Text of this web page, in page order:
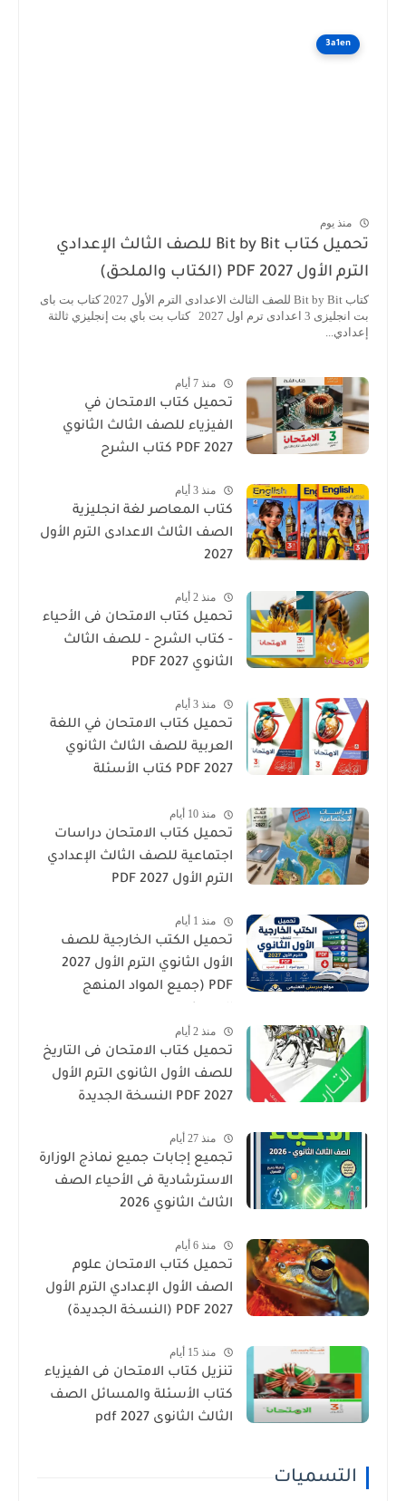
3a1en
منذ يوم
تحميل كتاب Bit by Bit للصف الثالث الإعدادي
الترم الأول 2027 PDF (الكتاب والملحق)
كتاب Bit by Bit للصف الثالث الاعدادى الترم الأول 2027 كتاب بت باى
بت انجليزى 3 اعدادى ترم اول 2027 كتاب بت باي بت إنجليزي ثالثة
إعدادي...
منذ 7 أيام
تحميل كتاب الامتحان في
الفيزياء للصف الثالث الثانوي
2027 PDF كتاب الشرح
منذ 3 أيام
كتاب المعاصر لغة انجليزية
الصف الثالث الاعدادى الترم الأول
2027
منذ 2 أيام
تحميل كتاب الامتحان فى الأحياء
- كتاب الشرح - للصف الثالث
الثانوي 2027 PDF
منذ 3 أيام
تحميل كتاب الامتحان في اللغة
العربية للصف الثالث الثانوي
2027 PDF كتاب الأسئلة
منذ 10 أيام
تحميل كتاب الامتحان دراسات
اجتماعية للصف الثالث الإعدادي
الترم الأول 2027 PDF
منذ 1 أيام
تحميل الكتب الخارجية للصف
الأول الثانوي الترم الأول 2027
PDF (جميع المواد المنهج
منذ 2 أيام
تحميل كتاب الامتحان فى التاريخ
للصف الأول الثانوى الترم الأول
2027 PDF النسخة الجديدة
منذ 27 أيام
تجميع إجابات جميع نماذج الوزارة
الاسترشادية فى الأحياء الصف
الثالث الثانوي 2026
منذ 6 أيام
تحميل كتاب الامتحان علوم
الصف الأول الإعدادي الترم الأول
2027 PDF (النسخة الجديدة)
منذ 15 أيام
تنزيل كتاب الامتحان فى الفيزياء
كتاب الأسئلة والمسائل الصف
الثالث الثانوى 2027 pdf
التسميات